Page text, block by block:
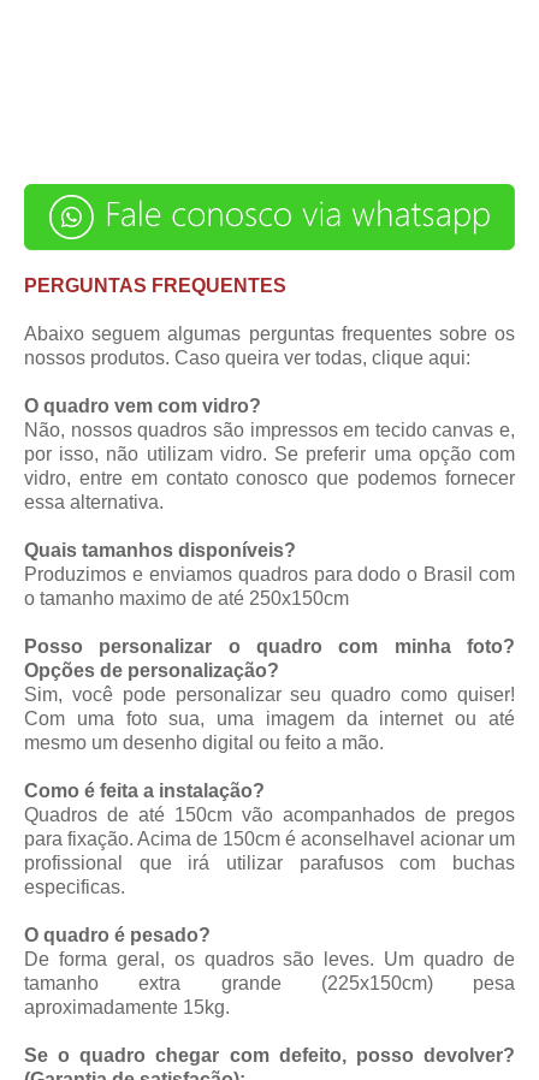
PERGUNTAS FREQUENTES
Abaixo seguem algumas perguntas frequentes sobre os
nossos produtos. Caso queira ver todas, clique aqui:
O quadro vem com vidro?
Não, nossos quadros são impressos em tecido canvas e,
por isso, não utilizam vidro. Se preferir uma opção com
vidro, entre em contato conosco que podemos fornecer
essa alternativa.
Quais tamanhos disponíveis?
Produzimos e enviamos quadros para dodo o Brasil com
o tamanho maximo de até 250x150cm
Posso personalizar o quadro com minha foto?
Opções de personalização?
Sim, você pode personalizar seu quadro como quiser!
Com uma foto sua, uma imagem da internet ou até
mesmo um desenho digital ou feito a mão.
Como é feita a instalação?
Quadros de até 150cm vão acompanhados de pregos
para fixação. Acima de 150cm é aconselhavel acionar um
profissional que irá utilizar parafusos com buchas
especificas.
O quadro é pesado?
De forma geral, os quadros são leves. Um quadro de
tamanho extra grande (225x150cm) pesa
aproximadamente 15kg.
Se o quadro chegar com defeito, posso devolver?